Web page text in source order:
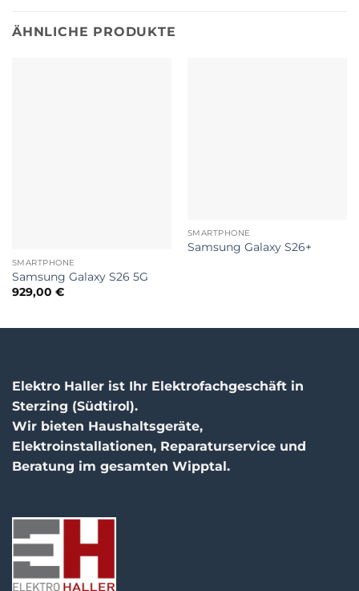
ÄHNLICHE PRODUKTE
SMARTPHONE
Samsung Galaxy S26 5G
929,00 €
SMARTPHONE
Samsung Galaxy S26+
Elektro Haller ist Ihr Elektrofachgeschäft in
Sterzing (Südtirol).
Wir bieten Haushaltsgeräte,
Elektroinstallationen, Reparaturservice und
Beratung im gesamten Wipptal.